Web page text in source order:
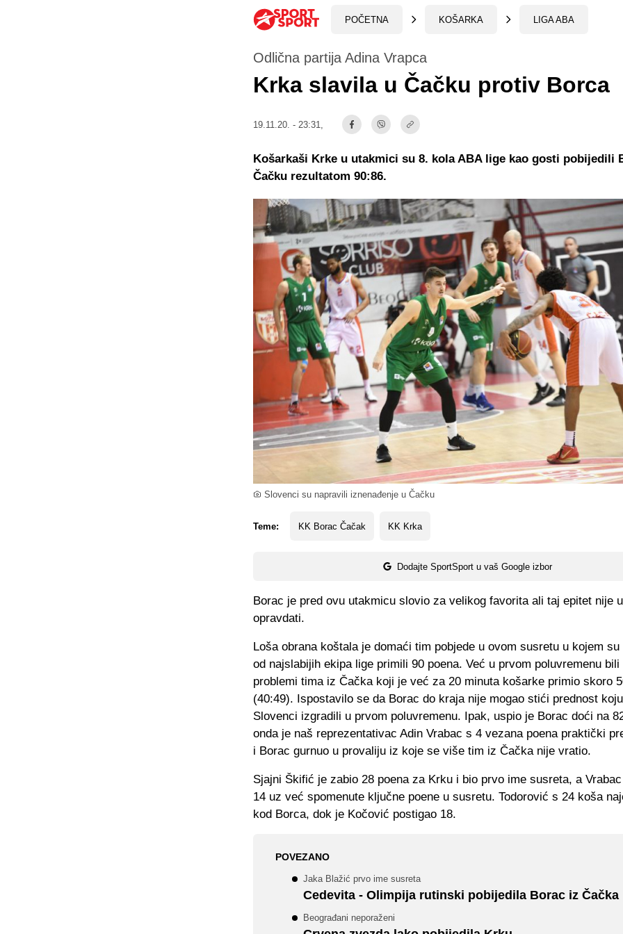
POČETNA KOŠARKA LIGA ABA
Slovenci su napravili iznenađenje u Čačku
Odlična partija Adina Vrapca
Krka slavila u Čačku protiv Borca
19.11.20. - 23:31,
Teme: KK Borac Čačak KK Krka
Dodajte SportSport u vaš Google izbor
Košarkaši Krke u utakmici su 8. kola ABA lige kao gosti pobijedili
Čačku rezultatom 90:86.
Borac je pred ovu utakmicu slovio za velikog favorita ali taj epitet nije
opravdati.
Loša obrana koštala je domaći tim pobjede u ovom susretu u kojem su
od najslabijih ekipa lige primili 90 poena. Već u prvom poluvremenu
problemi tima iz Čačka koji je već za 20 minuta košarke primio skoro
(40:49). Ispostavilo se da Borac do kraja nije mogao stići prednost
Slovenci izgradili u prvom poluvremenu. Ipak, uspio je Borac doći na
onda je naš reprezentativac Adin Vrabac s 4 vezana poena praktički
i Borac gurnuo u provaliju iz koje se više tim iz Čačka nije vratio.
Sjajni Škifić je zabio 28 poena za Krku i bio prvo ime susreta, a
14 uz već spomenute ključne poene u susretu. Todorović s 24 koša
kod Borca, dok je Kočović postigao 18.
POVEZANO
Jaka Blažić prvo ime susreta
Cedevita - Olimpija rutinski pobijedila Borac iz Čačka
Beograđani neporaženi